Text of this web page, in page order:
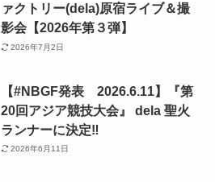
ァクトリー(dela)原宿ライブ＆撮
影会【2026年第３弾】
2026年7月2日
【#NBGF発表 2026.6.11】『第
20回アジア競技大会』 dela 聖火
ランナーに決定‼️
2026年6月11日